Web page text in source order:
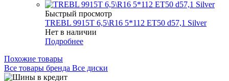
Быстрый просмотр
TREBL 9915T 6,5\R16 5*112 ET50 d57,1 Silver
Нет в наличии
Подробнее
Похожие товары
Все товары бренда Все диски